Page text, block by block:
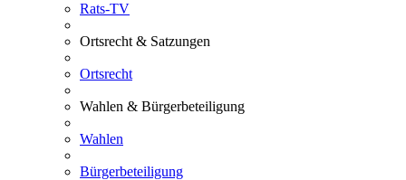
Rats-TV
Ortsrecht & Satzungen
Ortsrecht
Wahlen & Bürgerbeteiligung
Wahlen
Bürgerbeteiligung